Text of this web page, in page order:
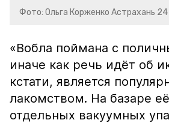
Фото: Ольга Корженко Астрахань 24
«Вобла поймана с
иначе как речь идёт об
кстати, является
лакомством. На базаре
отдельных вакуумных